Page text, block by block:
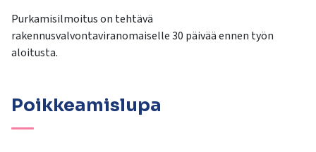
Purkamisilmoitus on tehtävä
rakennusvalvontaviranomaiselle 30 päivää ennen työn
aloitusta.
Poikkeamislupa